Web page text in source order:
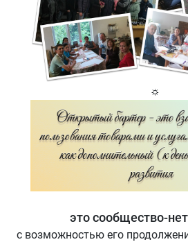
☼
это сообщество-
с возможностью его